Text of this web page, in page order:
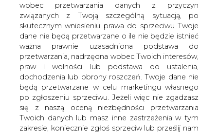
wobec przetwarzania danych z przyczyn
związanych z Twoją szczególną sytuacją, po
skutecznym wniesieniu prawa do sprzeciwu Twoje
dane nie będą przetwarzane o ile nie będzie istnieć
ważna prawnie uzasadniona podstawa do
przetwarzania, nadrzędna wobec Twoich interesów,
praw i wolności lub podstawa do ustalenia,
dochodzenia lub obrony roszczeń. Twoje dane nie
będą przetwarzane w celu marketingu własnego
po zgłoszeniu sprzeciwu. Jeżeli więc nie zgadzasz
się z naszą oceną niezbędności przetwarzania
Twoich danych lub masz inne zastrzeżenia w tym
zakresie, koniecznie zgłoś sprzeciw lub prześlij nam
Pogłębienie konkurencyjności rynku
czynnikiem otwierającym drogę do
czerpania doświadczeń IT z innych
sektorów
Najistotniejszym elementem mającym wpływ na rolę IT
w przedsiębiorstwach energetycznych jest postępujący
proces deregulacji, który sprawia że rynek ten staje się
coraz bardziej konkurencyjny. Dlatego istotne jest, aby
dostawcy IT potrafili wykorzystać doświadczenia
sektorów, które przeszły już podobną do tej drogę
transformacji, takich jak telekomunikacja czy bankowość.